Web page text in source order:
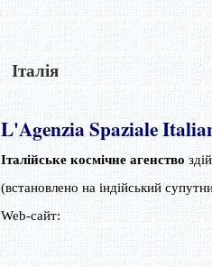
Італія
L'Agenzia Spaziale
Італійське космічне агенство
(встановлено на індійський
Web-сайт: